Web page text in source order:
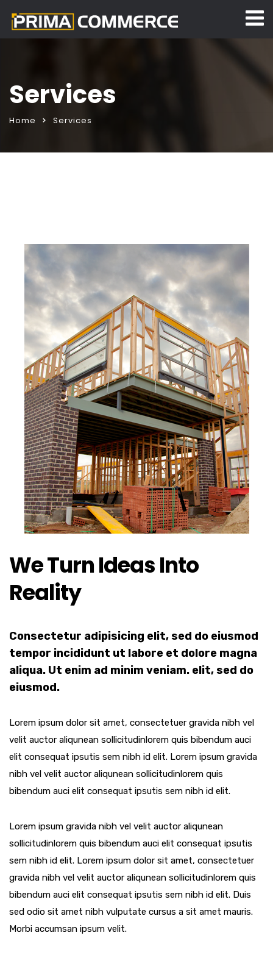
Services
Home Services
We Turn Ideas Into
Reality
Consectetur adipisicing elit, sed do eiusmod
tempor incididunt ut labore et dolore magna
aliqua. Ut enim ad minim veniam. elit, sed do
eiusmod.
Lorem ipsum dolor sit amet, consectetuer gravida nibh vel
velit auctor aliqunean sollicitudinlorem quis bibendum auci
elit consequat ipsutis sem nibh id elit. Lorem ipsum gravida
nibh vel velit auctor aliqunean sollicitudinlorem quis
bibendum auci elit consequat ipsutis sem nibh id elit.
Lorem ipsum gravida nibh vel velit auctor aliqunean
sollicitudinlorem quis bibendum auci elit consequat ipsutis
sem nibh id elit. Lorem ipsum dolor sit amet, consectetuer
gravida nibh vel velit auctor aliqunean sollicitudinlorem quis
bibendum auci elit consequat ipsutis sem nibh id elit. Duis
sed odio sit amet nibh vulputate cursus a sit amet mauris.
Morbi accumsan ipsum velit.